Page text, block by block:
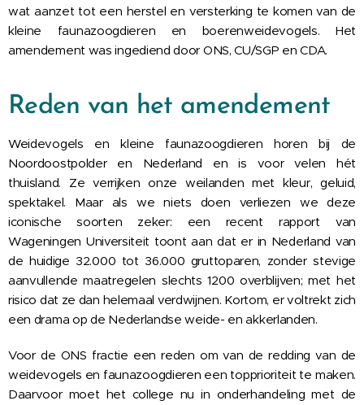
wat aanzet tot een herstel en versterking te komen van de
kleine faunazoogdieren en boerenweidevogels. Het
amendement was ingediend door ONS, CU/SGP en CDA.
Reden van het amendement
Weidevogels en kleine faunazoogdieren horen bij de
Noordoostpolder en Nederland en is voor velen hét
thuisland. Ze verrijken onze weilanden met kleur, geluid,
spektakel. Maar als we niets doen verliezen we deze
iconische soorten zeker: een recent rapport van
Wageningen Universiteit toont aan dat er in Nederland van
de huidige 32.000 tot 36.000 gruttoparen, zonder stevige
aanvullende maatregelen slechts 1200 overblijven; met het
risico dat ze dan helemaal verdwijnen. Kortom, er voltrekt zich
een drama op de Nederlandse weide- en akkerlanden.
Voor de ONS fractie een reden om van de redding van de
weidevogels en faunazoogdieren een topprioriteit te maken.
Daarvoor moet het college nu in onderhandeling met de